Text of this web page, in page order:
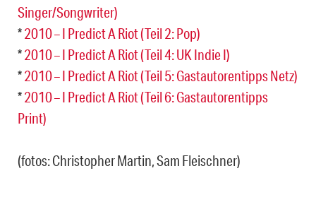
Singer/Songwriter)
*2010 – I Predict A Riot (Teil 2: Pop)
*2010 – I Predict A Riot (Teil 4: UK Indie I)
*2010 – I Predict A Riot (Teil 5: Gastautorentipps Netz)
*2010 – I Predict A Riot (Teil 6: Gastautorentipps
Print)
(fotos: Christopher Martin, Sam Fleischner)